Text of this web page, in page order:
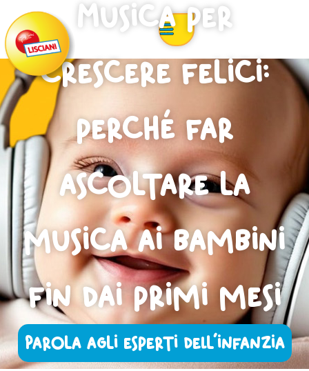
Musica per
crescere felici:
perché far
ascoltare la
musica ai bambini
fin dai primi mesi
Parola agli esperti dell'infanzia